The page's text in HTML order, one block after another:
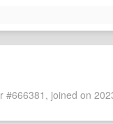
#666381, joined on